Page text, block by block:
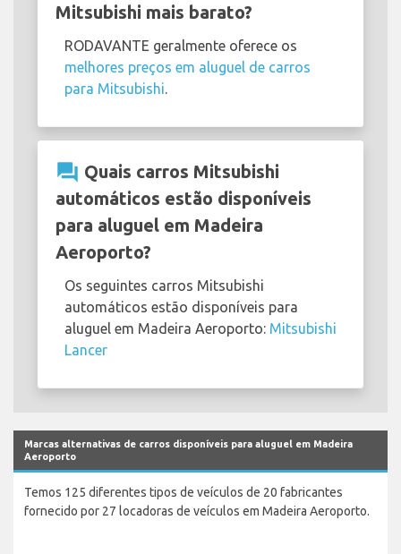
Mitsubishi mais barato?
RODAVANTE geralmente oferece os
melhores preços em aluguel de carros
para Mitsubishi
question_answer Quais carros Mitsubishi
automáticos estão disponíveis
para aluguel em Madeira
Aeroporto?
Os seguintes carros Mitsubishi
automáticos estão disponíveis para
aluguel em Madeira Aeroporto: Mitsubishi
Lancer
Marcas alternativas de carros disponíveis para aluguel em Madeira
Aeroporto
Temos 125 diferentes tipos de veículos de 20 fabricantes
fornecido por 27 locadoras de veículos em Madeira Aeroporto.